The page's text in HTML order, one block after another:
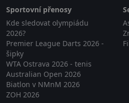
Sportovní přenosy
Kde sledovat olympiádu
2026?
Premier League Darts 2026 -
šipky
WTA Ostrava 2026 - tenis
Australian Open 2026
Biatlon v NMnM 2026
ZOH 2026